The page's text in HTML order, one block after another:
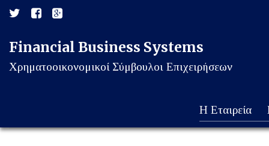
Financial Business Systems
Χρηματοοικονομικοί Σύμβουλοι Επιχειρήσεων
Η Εταιρεία